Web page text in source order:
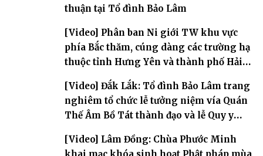
thuận tại Tổ đình Bảo Lâm
[Video] Phân ban Ni giới TW khu vực
phía Bắc thăm, cúng dàng các trường hạ
thuộc tỉnh Hưng Yên và thành phố Hải
[Video] Đắk Lắk: Tổ đình Bảo Lâm trang
nghiêm tổ chức lễ tưởng niệm vía Quán
Thế Âm Bồ Tát thành đạo và lễ Quy y
[Video] Lâm Đồng: Chùa Phước Minh